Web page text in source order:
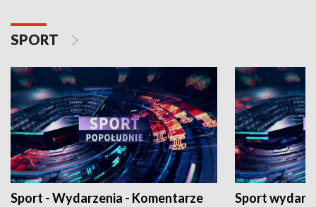
SPORT
Sport - Wydarzenia - Komentarze Sport